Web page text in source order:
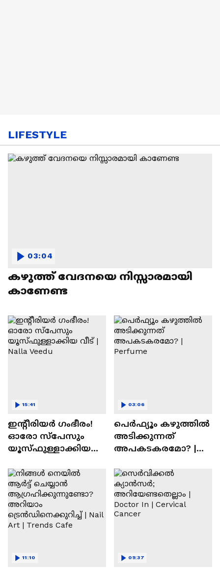
LIFESTYLE
കഴുത്ത് വേദനയെ നിസ്സാരമായി
കാണേണ്ട
03:04
ഇന്റീരിയർ ഗംഭീരം!
ഓരോ സ്‌പേസും
യൂസ്ഫുള്ളാക്കിയ
15:41
പെർഫ്യൂം കഴുത്തിൽ
അടിക്കുന്നത്
അപകടകരമോ? |
03:06
11:10 09:37